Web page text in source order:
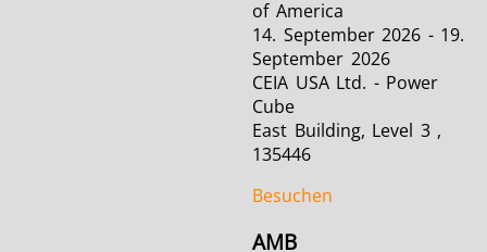
of America
14. September 2026 - 19.
September 2026
CEIA USA Ltd. - Power
Cube
East Building, Level 3 ,
135446
Besuchen
AMB